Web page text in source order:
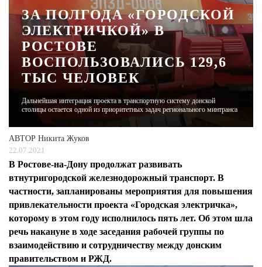
ЧЕЛОВЕК ОСОБЕННЫЙ
КУЛЬТ ЕДЫ
АФИША
ЖУРНАЛ
ЗА ПОЛГОДА «ГОРОДСКОЙ
ЭЛЕКТРИЧКОЙ» В
РОСТОВЕ
ВОСПОЛЬЗОВАЛИСЬ 129,6
ТЫС ЧЕЛОВЕК
Дальнейшая интеграция проекта в транспортную систему донской
столицы остается одной из приоритетных задач регионального минтранса
АВТОР Никита Жуков
22.07.2021
В Ростове-на-Дону продолжат развивать
втнутригородской железнодорожный транспорт. В
частности, запланированы мероприятия для повышения
привлекательности проекта «Городская электричка»,
которому в этом году исполнилось пять лет. Об этом шла
речь накануне в ходе заседания рабочей группы по
взаимодействию и сотрудничеству между донским
правительством и РЖД.